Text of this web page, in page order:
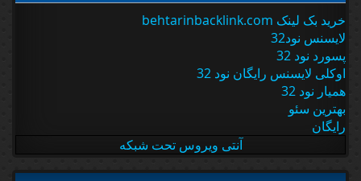
خرید بک لینک behtarinbacklink.com
لایسنس نود32
پسورد نود 32
اوکلی لایسنس رایگان نود 32
همیار نود 32
بهترین سئو
رایگان
آنتی ویروس تحت شبکه